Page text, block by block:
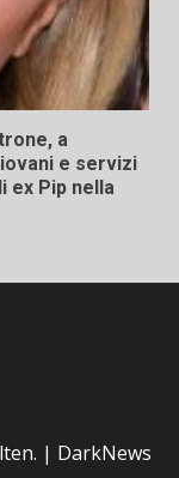
a
e servizi
ex Pip nella
| DarkNews